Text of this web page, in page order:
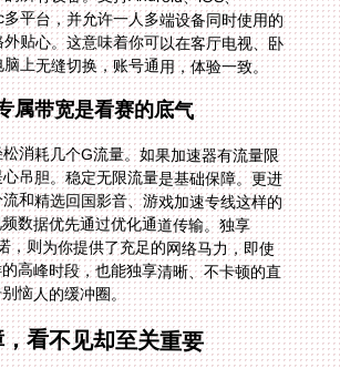
上无缝切换，账号通用，体验一致。
属带宽是看赛的底气
消耗几个G流量。如果加速器有流量限
吊胆。稳定无限流量是基础保障。更进
和精选回国影音、游戏加速专线这样的
频数据优先通过优化通道传输。独享
，则为你提供了充足的网络马力，即使
高峰时段，也能独享清晰、不卡顿的直
恼人的缓冲圈。
看不见却至关重要